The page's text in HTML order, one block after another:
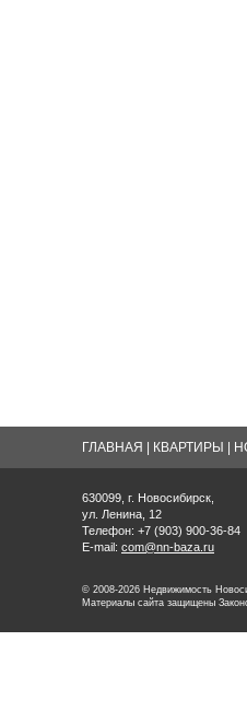
ГЛАВНАЯ КВАРТИРЫ
630099, г. Новосибирск,
ул. Ленина, 12
Телефон: +7 (903) 900-36-84
E-mail: com@nn-baza.ru
© 2008-2026 Недвижимость
Материалы сайта защищены